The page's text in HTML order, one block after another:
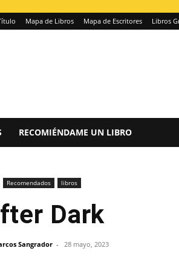
Mapa de Libros Mapa de Escritores Libros
RECOMIÉNDAME UN LIBRO
Recomendados libros
Dark
Sangrador - 28 mayo, 2023